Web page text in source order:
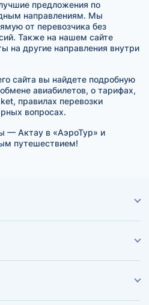
предложения по
направлениям. Мы
от перевозчика без
Также на нашем сайте
на другие направления внутри
сайта вы найдете подробную
авиабилетов, о тарифах,
правилах перевозки
вопросах.
— Актау в «АэроТур» и
путешествием!